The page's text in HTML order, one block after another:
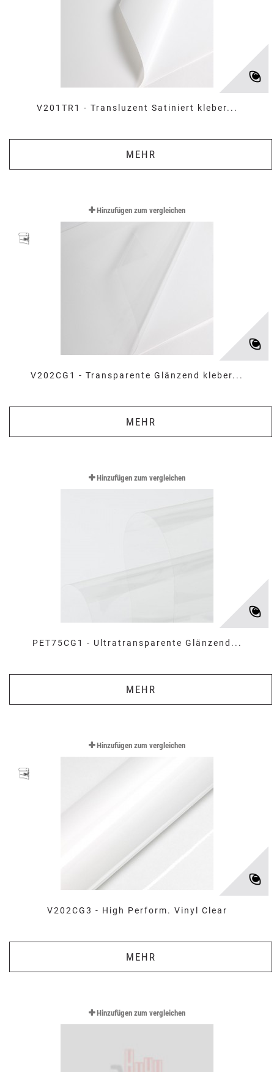
V201TR1 - Transluzent Satiniert kleber...
MEHR
V202CG1 - Transparente Glänzend kleber...
MEHR
Hinzufügen zum vergleichen
PET75CG1 - Ultratransparente Glänzend...
MEHR
Hinzufügen zum vergleichen
V202CG3 - High Perform. Vinyl Clear
MEHR
Hinzufügen zum vergleichen
Hinzufügen zum vergleichen